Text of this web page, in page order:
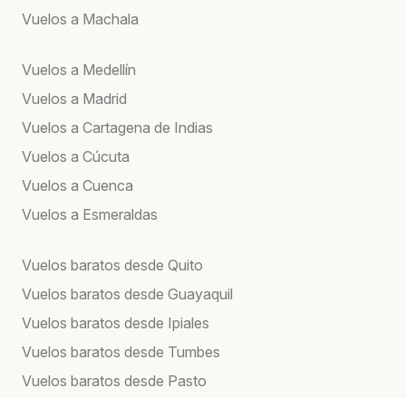
Vuelos a Machala
Vuelos a Medellín
Vuelos a Madrid
Vuelos a Cartagena de Indias
Vuelos a Cúcuta
Vuelos a Cuenca
Vuelos a Esmeraldas
Vuelos baratos desde Quito
Vuelos baratos desde Guayaquil
Vuelos baratos desde Ipiales
Vuelos baratos desde Tumbes
Vuelos baratos desde Pasto